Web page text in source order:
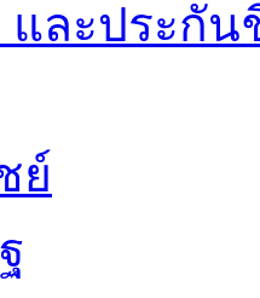
และประกัน
ย์